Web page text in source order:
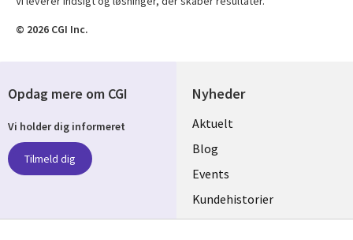
© 2026 CGI Inc.
Nyheder
Useful
links
DENMARK
Aktuelt
Blog
Events
Kundehistorier
Videoer
Opdag mere om CGI
Vi holder dig informeret
Tilmeld dig